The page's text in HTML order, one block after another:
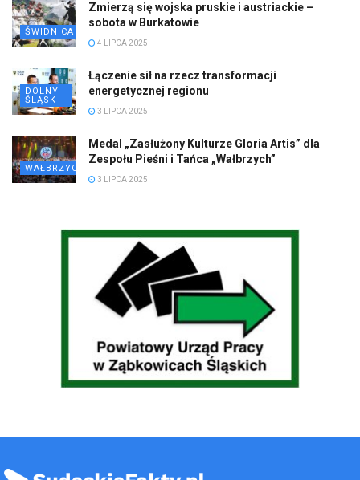
ŚWIDNICA
Zmierzą się wojska pruskie i austriackie –
sobota w Burkatowie
4 LIPCA 2025
DOLNY
ŚLĄSK
Łączenie sił na rzecz transformacji
energetycznej regionu
3 LIPCA 2025
WAŁBRZYCH
Medal „Zasłużony Kulturze Gloria Artis” dla
Zespołu Pieśni i Tańca „Wałbrzych”
3 LIPCA 2025